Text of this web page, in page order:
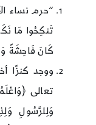
“حرم نساء
تَنكِحُوا مَا
كَانَ فَاحِشَةً
ووجد كنزًا
تعالى
وَلِلرَّسُولِ